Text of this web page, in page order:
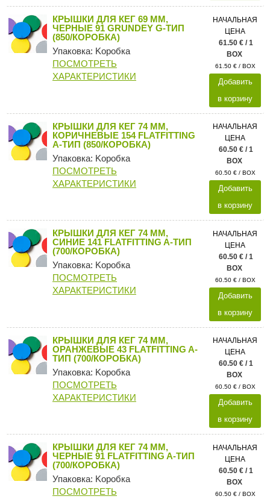
КРЫШКИ ДЛЯ КЕГ 69 ММ,
ЧЕРНЫЕ 91 GRUNDEY G-ТИП
(850/КОРОБКА)
Упаковка: Kоробка
ПОСМОТРЕТЬ
ХАРАКТЕРИСТИКИ
НАЧАЛЬНАЯ
ЦЕНА
61.50 € / 1
BOX
61.50 € / BOX
Добавить
в корзину
КРЫШКИ ДЛЯ КЕГ 74 ММ,
КОРИЧНЕВЫЕ 154 FLATFITTING
A-ТИП (850/КОРОБКА)
Упаковка: Kоробка
ПОСМОТРЕТЬ
ХАРАКТЕРИСТИКИ
НАЧАЛЬНАЯ
ЦЕНА
60.50 € / 1
BOX
60.50 € / BOX
Добавить
в корзину
КРЫШКИ ДЛЯ КЕГ 74 ММ,
СИНИЕ 141 FLATFITTING A-ТИП
(700/КОРОБКА)
Упаковка: Kоробка
ПОСМОТРЕТЬ
ХАРАКТЕРИСТИКИ
НАЧАЛЬНАЯ
ЦЕНА
60.50 € / 1
BOX
60.50 € / BOX
Добавить
в корзину
КРЫШКИ ДЛЯ КЕГ 74 ММ,
ОРАНЖЕВЫЕ 43 FLATFITTING A-
ТИП (700/КОРОБКА)
Упаковка: Kоробка
ПОСМОТРЕТЬ
ХАРАКТЕРИСТИКИ
НАЧАЛЬНАЯ
ЦЕНА
60.50 € / 1
BOX
60.50 € / BOX
Добавить
в корзину
КРЫШКИ ДЛЯ КЕГ 74 ММ,
ЧЕРНЫЕ 91 FLATFITTING A-ТИП
(700/КОРОБКА)
Упаковка: Kоробка
ПОСМОТРЕТЬ
НАЧАЛЬНАЯ
ЦЕНА
60.50 € / 1
BOX
60.50 € / BOX